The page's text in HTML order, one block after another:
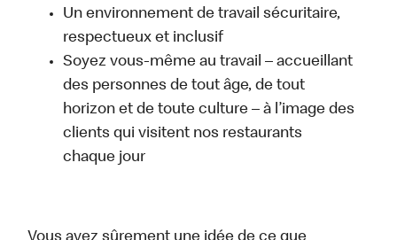
Un environnement de travail sécuritaire,
respectueux et inclusif
Soyez vous-même au travail – accueillant
des personnes de tout âge, de tout
horizon et de toute culture – à l’image des
clients qui visitent nos restaurants
chaque jour